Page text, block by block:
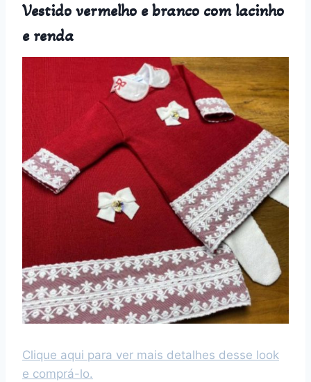
Vestido vermelho e branco com lacinho
e renda
Clique aqui para ver mais detalhes desse look
e comprá-lo.